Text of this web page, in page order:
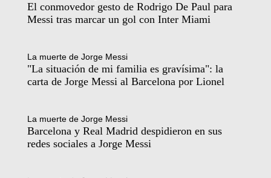
El conmovedor gesto de Rodrigo De Paul para
Messi tras marcar un gol con Inter Miami
La muerte de Jorge Messi
"La situación de mi familia es gravísima": la
carta de Jorge Messi al Barcelona por Lionel
La muerte de Jorge Messi
Barcelona y Real Madrid despidieron en sus
redes sociales a Jorge Messi